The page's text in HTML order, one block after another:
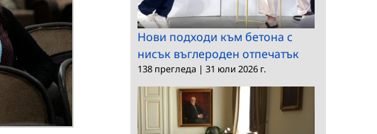
Нови подходи към бетона с
нисък въглероден отпечатък
138 прегледа | 31 юли 2026 г.